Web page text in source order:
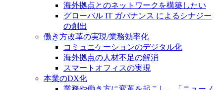
海外拠点とのネットワークを構築したい
グローバル IT ガバナンス によるシナジー
の創出
働き方改革の実現/業務効率化
コミュニケーションのデジタル化
海外拠点の人材不足の解消
スマートオフィスの実現
本業のDX化